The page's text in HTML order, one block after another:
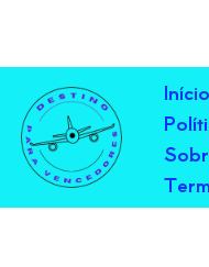
para
o
conteúdo
Início